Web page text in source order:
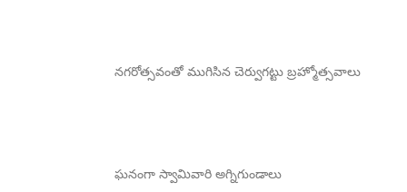
నగరోత్సవంతో ముగిసిన చెర్వుగట్టు బ్రహ్మోత్సవాలు
ఘనంగా స్వామివారి అగ్నిగుండాలు